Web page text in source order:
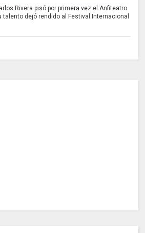
Rivera pisó por primera vez el Anfiteatro
talento dejó rendido al Festival Internacional